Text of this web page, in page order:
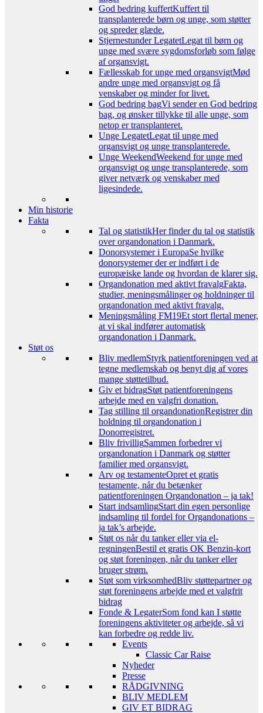
God bedring kuffertKuffert til
transplanterede børn og unge, som støtter
og spreder glæde.
Stjernestunder LegatetLegat til børn og
unge med svære sygdomsforløb som følge
af organsvigt.
Fællesskab for unge med organsvigtMød
andre unge med organsvigt og få
venskaber og minder for livet.
God bedring bagVi sender en God bedring
bag, og ønsker tillykke til alle unge, som
netop er transplanteret.
Unge LegatetLegat til unge med
organsvigt og unge transplanterede.
Unge WeekendWeekend for unge med
organsvigt og unge transplanterede, som
giver netværk og venskaber med
ligesindede.
Min historie
Fakta
Tal og statistikHer finder du tal og statistik
over organdonation i Danmark.
Donorsystemer i EuropaSe hvilke
donorsystemer der er indført i de
europæiske lande og hvordan de klarer sig.
Organdonation med aktivt fravalgFakta,
studier, meningsmålinger og holdninger til
organdonation med aktivt fravalg.
Meningsmåling FM19Et stort flertal mener,
at vi skal indfører automatisk
organdonation i Danmark.
Støt os
Bliv medlemStyrk patientforeningen ved at
tegne medlemskab og benyt dig af vores
mange støttetilbud.
Giv et bidragStøt patientforeningens
arbejde med en valgfri donation.
Tag stilling til organdonationRegistrer din
holdning til organdonation i
Donorregistret.
Bliv frivilligSammen forbedrer vi
organdonation i Danmark og støtter
familier med organsvigt.
Arv og testamenteOpret et gratis
testamente, når du betænker
patientforeningen Organdonation – ja tak!
Start indsamlingStart din egen personlige
indsamling til fordel for Organdonations –
ja tak’s arbejde.
Støt os når du tanker eller via el-
regningenBestil et gratis OK Benzin-kort
og støt foreningen, når du tanker eller
bruger strøm.
Støt som virksomhedBliv støttepartner og
støt foreningens arbejde med et valgfrit
bidrag
Fonde & LegaterSom fond kan I støtte
foreningens aktiviteter og arbejde, så vi
kan forbedre og redde liv.
Events
Classic Car Raise
Nyheder
Presse
RÅDGIVNING
BLIV MEDLEM
GIV ET BIDRAG